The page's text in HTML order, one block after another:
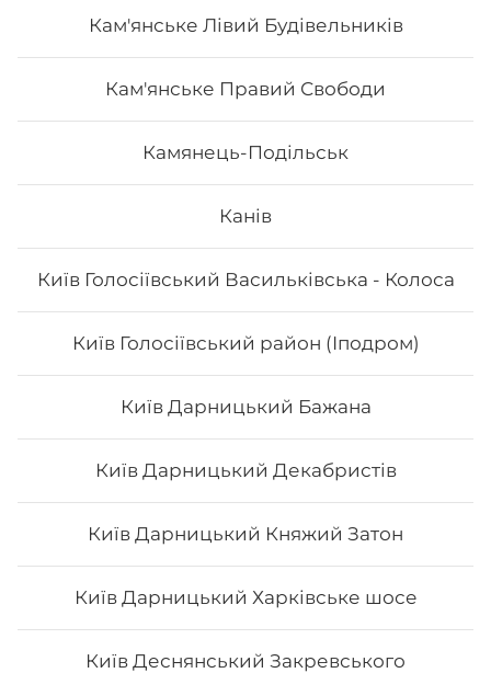
Кам'янське Лівий Будівельників
Кам'янське Правий Свободи
Камянець-Подільськ
Канів
Київ Голосіївський Васильківська - Колоса
Київ Голосіївський район (Іподром)
Київ Дарницький Бажана
Київ Дарницький Декабристів
Київ Дарницький Княжий Затон
Київ Дарницький Харківське шосе
Київ Деснянський Закревського
296₴ Хочу